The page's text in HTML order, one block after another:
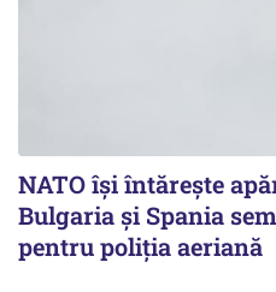
NATO își întărește
Bulgaria și Spania
pentru poliția aeriană